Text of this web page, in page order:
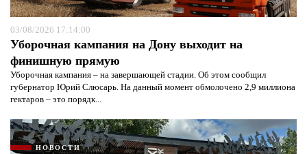
03/08/2026 17:14:00
Уборочная кампания на Дону выходит на
финишную прямую
Уборочная кампания – на завершающей стадии. Об этом сообщил
губернатор Юрий Слюсарь. На данный момент обмолочено 2,9 миллиона
гектаров – это порядк...
НОВОСТИ